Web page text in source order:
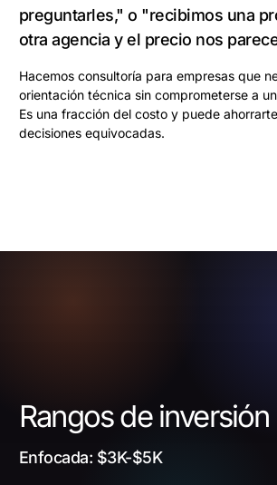
preguntarles," o "recibimos una
otra agencia y el precio nos
Hacemos consultoría para empresas que
orientación técnica sin comprometerse a
Es una fracción del costo y puede
decisiones equivocadas.
Rangos de inversión
Enfocada: $3K-$5K